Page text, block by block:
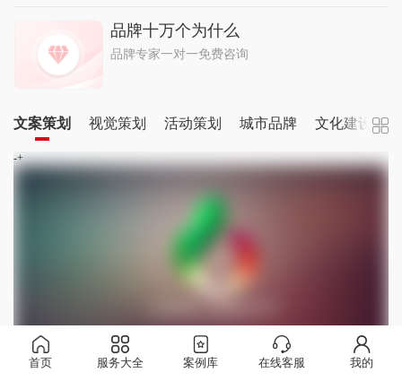
品牌十万个为什么
品牌专家一对一免费咨询
文案策划 视觉策划 活动策划 城市品牌 文化建设
-+
广告文案常用词榜单前十
首页 服务大全 案例库 在线客服 我的